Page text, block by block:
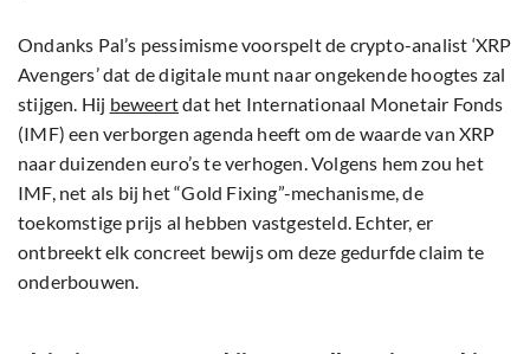
Ondanks Pal’s pessimisme voorspelt de crypto-analist ‘XRP
Avengers’ dat de digitale munt naar ongekende hoogtes zal
stijgen. Hij beweertdat het Internationaal Monetair Fonds
(IMF) een verborgen agenda heeft om de waarde van XRP
naar duizenden euro’s te verhogen. Volgens hem zou het
IMF, net als bij het “Gold Fixing”-mechanisme, de
toekomstige prijs al hebben vastgesteld. Echter, er
ontbreekt elk concreet bewijs om deze gedurfde claim te
onderbouwen.